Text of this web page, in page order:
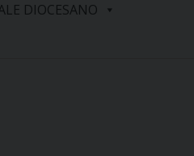
DIOCESANO